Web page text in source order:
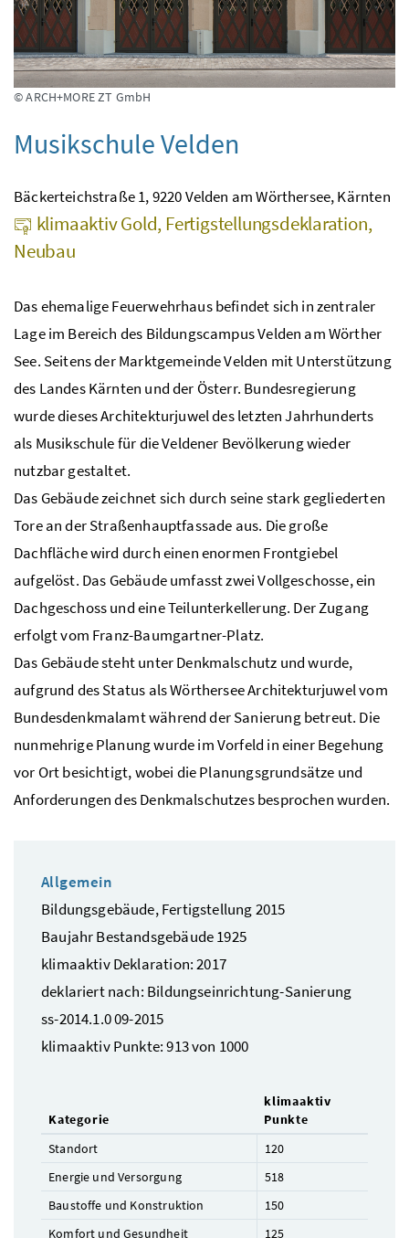
© ARCH+MORE ZT GmbH
Musikschule Velden
Bäckerteichstraße 1, 9220 Velden am Wörthersee, Kärnten
klimaaktiv Gold, Fertigstellungsdeklaration,
Neubau
Das ehemalige Feuerwehrhaus befindet sich in zentraler
Lage im Bereich des Bildungscampus Velden am Wörther
See. Seitens der Marktgemeinde Velden mit Unterstützung
des Landes Kärnten und der Österr. Bundesregierung
wurde dieses Architekturjuwel des letzten Jahrhunderts
als Musikschule für die Veldener Bevölkerung wieder
nutzbar gestaltet.
Das Gebäude zeichnet sich durch seine stark gegliederten
Tore an der Straßenhauptfassade aus. Die große
Dachfläche wird durch einen enormen Frontgiebel
aufgelöst. Das Gebäude umfasst zwei Vollgeschosse, ein
Dachgeschoss und eine Teilunterkellerung. Der Zugang
erfolgt vom Franz-Baumgartner-Platz.
Das Gebäude steht unter Denkmalschutz und wurde,
aufgrund des Status als Wörthersee Architekturjuwel vom
Bundesdenkmalamt während der Sanierung betreut. Die
nunmehrige Planung wurde im Vorfeld in einer Begehung
vor Ort besichtigt, wobei die Planungsgrundsätze und
Anforderungen des Denkmalschutzes besprochen wurden.
Allgemein
Bildungsgebäude, Fertigstellung 2015
Baujahr Bestandsgebäude 1925
klimaaktiv Deklaration: 2017
deklariert nach: Bildungseinrichtung-Sanierung
ss-2014.1.0 09-2015
klimaaktiv Punkte: 913 von 1000
Kategorie
klimaaktiv
Punkte
Standort
120
Energie und Versorgung
518
Baustoffe und Konstruktion
150
Komfort und Gesundheit
125